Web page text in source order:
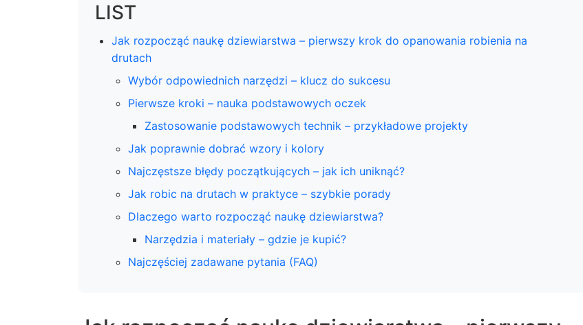
LIST
Jak rozpocząć naukę dziewiarstwa – pierwszy krok do opanowania robienia na
drutach
Wybór odpowiednich narzędzi – klucz do sukcesu
Pierwsze kroki – nauka podstawowych oczek
Zastosowanie podstawowych technik – przykładowe projekty
Jak poprawnie dobrać wzory i kolory
Najczęstsze błędy początkujących – jak ich uniknąć?
Jak robic na drutach w praktyce – szybkie porady
Dlaczego warto rozpocząć naukę dziewiarstwa?
Narzędzia i materiały – gdzie je kupić?
Najczęściej zadawane pytania (FAQ)